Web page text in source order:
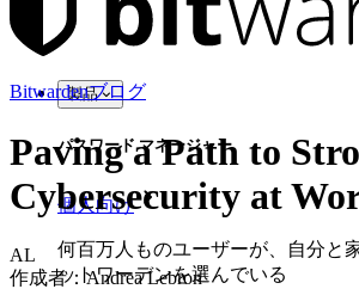
製品
パスワード マネージャー
個人向け
何百万人ものユーザーが、自分と
ットワーデンを選んでいる
Bitwardenブログ
Paving a Path to
Cybersecurity at
AL
作成者：Andrea Lebron